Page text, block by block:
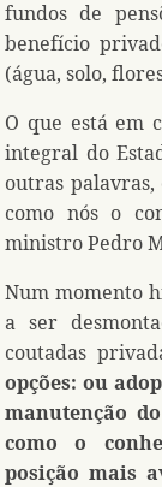
fundos de
benefício
(água, solo,
O que está em
integral do
outras palavras,
como nós o
ministro Pedro
Num momento
a ser
coutadas
opções: ou
manutenção
como o
posição mais